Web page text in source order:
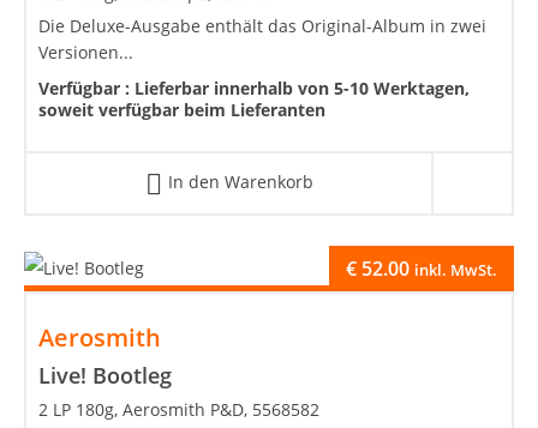
Die Deluxe-Ausgabe enthält das Original-Album in zwei
Versionen...
Verfügbar : Lieferbar innerhalb von 5-10 Werktagen,
soweit verfügbar beim Lieferanten
In den Warenkorb
Aerosmith
Live! Bootleg
€ 52.00 inkl. MwSt.
2 LP 180g, Aerosmith P&D, 5568582